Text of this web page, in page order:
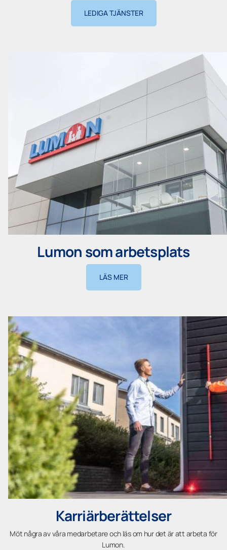
LEDIGA TJÄNSTER
Lumon som arbetsplats
LÄS MER
Karriärberättelser
Möt några av våra medarbetare och läs om hur det är att arbeta för
Lumon.